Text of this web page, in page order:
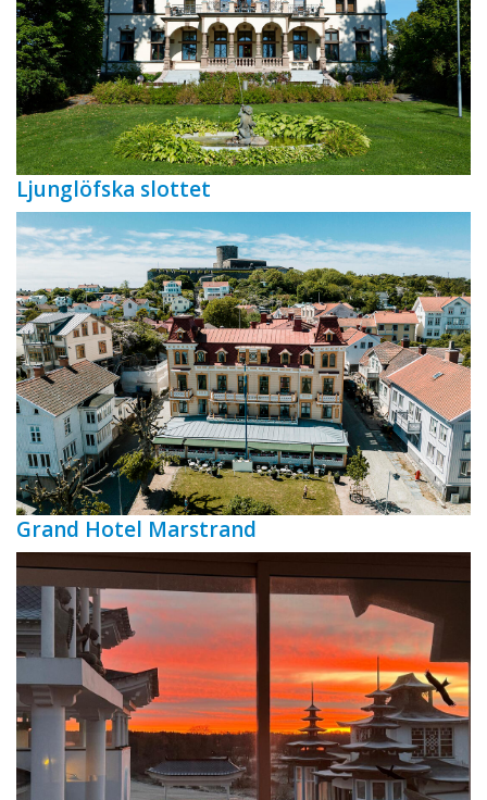
Ljunglöfska slottet
Grand Hotel Marstrand